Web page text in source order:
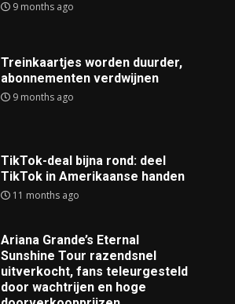
9 months ago
Treinkaartjes worden duurder,
abonnementen verdwijnen
9 months ago
TikTok-deal bijna rond: deel
TikTok in Amerikaanse handen
11 months ago
Ariana Grande’s Eternal
Sunshine Tour razendsnel
uitverkocht, fans teleurgesteld
door wachtrijen en hoge